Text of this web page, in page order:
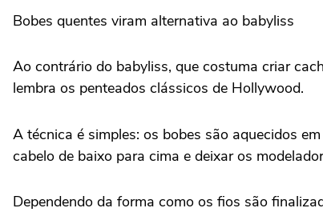
Bobes quentes viram alternativa ao babyliss
Ao contrário do babyliss, que costuma criar
lembra os penteados clássicos de Hollywood.
A técnica é simples: os bobes são aquecidos
cabelo de baixo para cima e deixar os
Dependendo da forma como os fios são